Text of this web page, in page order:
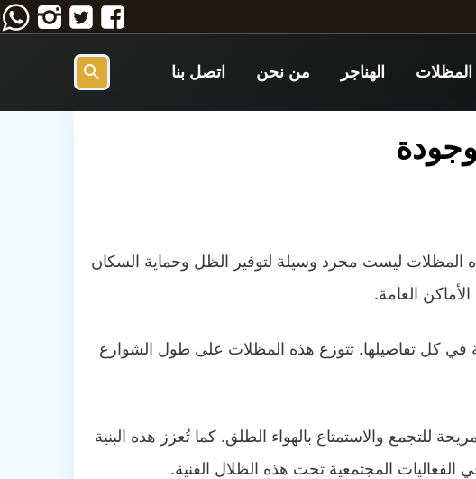
تابعنا
فيسبوك
تابعنا تابعنا
المظلات الهناجر من نحن اتصل بنا
بحث
المظلات ليست مجرد وسيلة لتوفير الظل وحماية السكان
العامة.
في كل تفاصيلها. تتوزع هذه المظلات على طول الشوارع
والاستمتاع بالهواء الطلق. كما تُعزز هذه البنية
المجتمعية تحت هذه الظلال الفنية.